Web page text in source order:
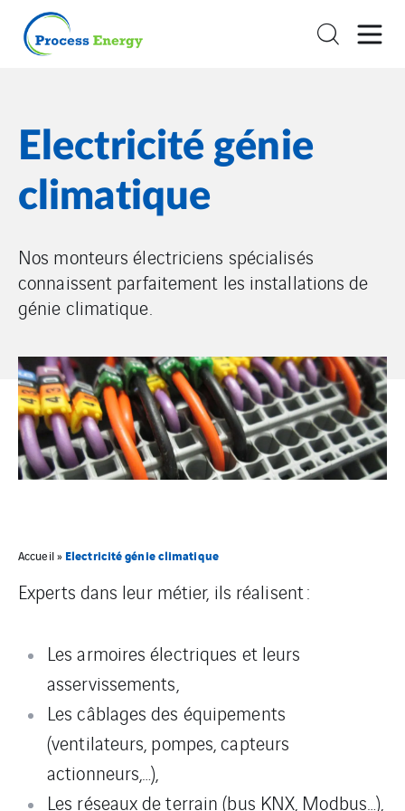
Electricité génie
climatique
Nos monteurs électriciens spécialisés
connaissent parfaitement les installations de
génie climatique.
Accueil» Electricité génie climatique
Experts dans leur métier, ils réalisent :
Les armoires électriques et leurs
asservissements,
Les câblages des équipements
(ventilateurs, pompes, capteurs
actionneurs,…),
Les réseaux de terrain (bus KNX, Modbus…),